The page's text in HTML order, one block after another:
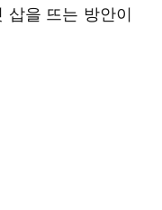
삽을 뜨는 방안이